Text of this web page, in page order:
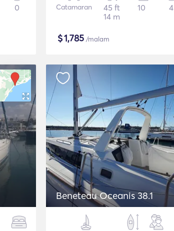
0 Catamaran
45 ft
14 m
10 4
$1,785 /malam
Beneteau Oceanis 38.1